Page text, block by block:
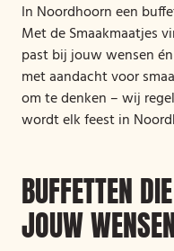
In Noordhoorn een
Met de Smaakmaatjes
past bij jouw wensen
met aandacht voor
om te denken – wij
wordt elk feest in
BUFFETTEN
JOUW